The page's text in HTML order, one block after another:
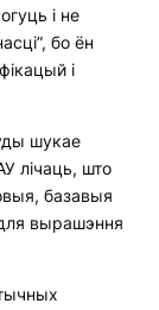
і не
бо ён
і
шукае
лічаць, што
базавыя
вырашэння